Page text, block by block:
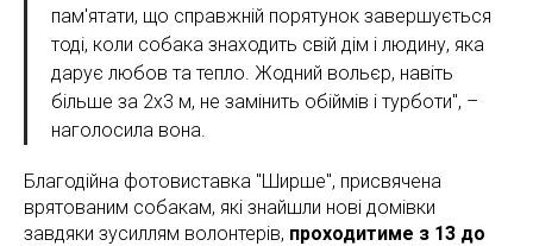
пам'ятати, що справжній порятунок завершується
тоді, коли собака знаходить свій дім і людину, яка
дарує любов та тепло. Жодний вольєр, навіть
більше за 2х3 м, не замінить обіймів і турботи", –
наголосила вона.
Благодійна фотовиставка "Ширше", присвячена
врятованим собакам, які знайшли нові домівки
завдяки зусиллям волонтерів, проходитиме з 13 до